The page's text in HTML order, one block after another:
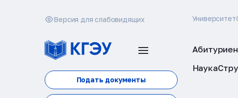
Версия для слабовидящих Университет
Подать документы
Наука